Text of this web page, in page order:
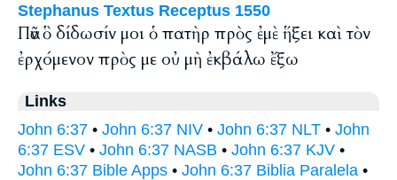
Stephanus Textus Receptus 1550
Πᾶν ὃ δίδωσίν μοι ὁ πατὴρ πρὸς ἐμὲ ἥξει καὶ τὸν
ἐρχόμενον πρὸς με οὐ μὴ ἐκβάλω ἔξω
Links
John 6:37 • John 6:37 NIV • John 6:37 NLT • John
6:37 ESV • John 6:37 NASB • John 6:37 KJV •
John 6:37 Bible Apps • John 6:37 Biblia Paralela •